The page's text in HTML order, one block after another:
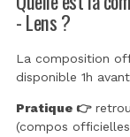
- Lens ?
La composition
disponible 1h
Pratique 👉
(compos